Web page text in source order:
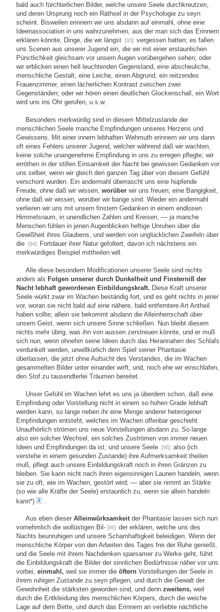
bald auch fürchterlichen Bilder, welche unsere Seele durchkreutzen,
und deren Ursprung noch ein Räthsel in der Psychologie zu seyn
scheint. Bisweilen erinnern wir uns alsdann auf einmahl, ohne eine
Ideenassociation in uns wahrzunehmen, aus der man sich das Erinnern
erklären könnte, Dinge, die wir längst
[93] vergessen hatten; es fallen
uns Scenen aus unserer Jugend ein, die wir mit einer erstaunlichen
Pünctlichkeit gleichsam vor unsern Augen vorübergehen sehen; oder
wir erblicken einen hell leuchtenden Gegenstand, eine abscheuliche,
menschliche Gestalt, eine Leiche, einen Abgrund, ein reitzendes
Frauenzimmer, einen lächerlichen Kontrast zwischen zwei
Gegenständen; oder wir hören einen deutlichen Glockenschall, ein Wort
wird uns ins Ohr gerufen, u.s.w.
Besonders merkwürdig sind in diesem Mittelzustande der
menschlichen Seele manche Empfindungen unseres Herzens und
Gewissens. Mit einer innern lebhaften Wehmuth erinnern wir uns dann
oft eines Fehlers unserer Jugend, welcher während daß wir wachten,
keine solche unangenehme Empfindung in uns zu erregen pflegte; wir
erröthen in der stillen Einsamkeit der Nacht bei gewissen Gedanken vor
uns selber, wenn wir gleich den ganzen Tag über von diesem Gefühl
verschont wurden. Ein andermahl überrascht uns eine hüpfende
Freude, ohne daß wir wissen, worüber wir uns freuen; eine Bangigkeit,
ohne daß wir wissen, worüber wir bange sind. Wieder ein andermahl
verlieren wir uns mit unsern finstern Gedanken in einem endlosen
Himmelsraum, in unendlichen Zahlen und Kreisen, — ja manche
Menschen fühlen in jenen Augenblicken heftige Unruhen über die
Gewißheit ihres Glaubens, und werden von unglücklichen Zweifeln über
die
[94] Fortdauer ihrer Natur gefoltert, davon ich nächstens ein
merkwürdiges Beispiel mittheilen will.
Alle diese besondern Modificationen unserer Seele sind nichts
anders als Folgen unserer durch Dunkelheit und Finsterniß der
Nacht lebhaft gewordenen Einbildungskraft. Diese Kraft unserer
Seele würkt zwar im Wachen beständig fort, und es geht nichts in jener
vor, woran sie nicht bald auf eine nähere, bald entferntere Art Antheil
haben sollte; allein sie bekommt alsdann die Alleinherrschaft über
unsern Geist, wenn sich unsere Sinne schließen. Nun bleibt diesem
nichts mehr übrig, was ihn von aussen zerstreuen könnte, und er muß
sich nun, wenn ohnehin seine Ideen durch das Herannahen des Schlafs
verdunkelt werden, unwillkürlich dem Spiel seiner Phantasie
überlassen, die jetzt ohne Aufsicht des Verstandes, die im Wachen
gesammelten Bilder unter einander wirft, und, noch ehe wir einschlafen,
den Stof zu tausendterlei Träumen bereitet.
Unser Gefühl im Wachen lehrt es uns ja überdem schon, daß eine
Empfindung oder Vorstellung nicht in einem so hohen Grade lebhaft
werden kann, so lange neben ihr eine Menge anderer heterogener
Empfindungen entsteht, welches im Wachen offenbar geschieht.
Unaufhörlich strömen uns neue Vorstellungen alsdann zu. So lange
also ein solcher Wechsel, ein solches Zuströmen von immer neuen
Ideen und Empfindungen da ist, und unsere Seele
[95] also (ich
verstehe in einem gesunden Zustande) ihre Aufmerksamkeit theilen
muß, pflegt auch unsere Einbildungskraft noch in ihren Gränzen zu
bleiben. Sie kann nicht nach ihren eigensinnigen Launen handeln, wenn
sie zu oft, wie im Wachen, gestört wird; — aber sie nimmt an Stärke
(so wie alle Kräfte der Seele) erstaunlich zu, wenn sie allein handeln
kann*)
2
Aus eben dieserAlleinwürksamkeitder Phantasie lassen sich nun
vornehmlich die wollüstigen Bil- [96] der erklären, welche uns des
Nachts beunruhigen und unsere Schamhaftigkeit beleidigen. Wenn der
menschliche Körper von den Arbeiten des Tages frei der Ruhe genießt,
und die Seele mit ihrem Nachdenken sparsamer zu Werke geht, führt
die Einbildungskraft die Bilder der sinnlichen Bedürfnisse näher vor uns
vorbei, einmahl, weil sie immer die öftern Vorstellungen der Seele in
ihrem ruhigen Zustande zu seyn pflegen, und durch die Gewalt der
Gewohnheit die stärksten geworden sind, und denn zweitens, weil
durch die Entkleidung des menschlichen Körpers, durch die weiche
Lage auf dem Bette, und durch das Erinnern an verliebte nächtliche